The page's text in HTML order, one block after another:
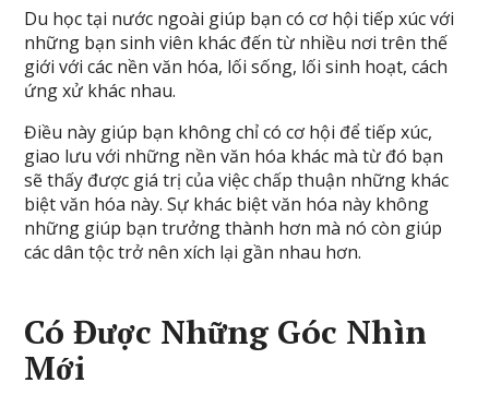
Du học tại nước ngoài giúp bạn có cơ hội tiếp xúc với
những bạn sinh viên khác đến từ nhiều nơi trên thế
giới với các nền văn hóa, lối sống, lối sinh hoạt, cách
ứng xử khác nhau.
Điều này giúp bạn không chỉ có cơ hội để tiếp xúc,
giao lưu với những nền văn hóa khác mà từ đó bạn
sẽ thấy được giá trị của việc chấp thuận những khác
biệt văn hóa này. Sự khác biệt văn hóa này không
những giúp bạn trưởng thành hơn mà nó còn giúp
các dân tộc trở nên xích lại gần nhau hơn.
Có Được Những Góc Nhìn
Mới